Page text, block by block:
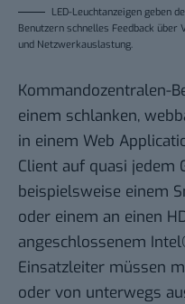
LED-Leuchtanzeigen geben
Benutzern schnelles Feedback über
und Netzwerkauslastung.
Kommandozentralen-
einem schlanken,
in einem Web
Client auf quasi jedem
beispielsweise einem
oder einem an einen
angeschlossenem
Einsatzleiter müssen
oder von unterwegs